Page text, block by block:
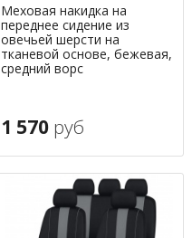
Меховая накидка на
переднее сидение из
овечьей шерсти на
тканевой основе, бежевая,
средний ворс
1 570 руб